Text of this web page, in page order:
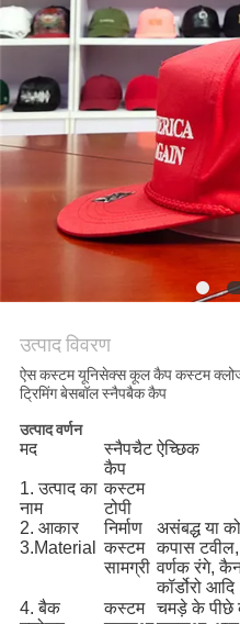
साइटमैप
PRIVACY
POLICY
उत्पाद विवरण
ऐस कस्टम यूनिसेक्स कूल कैप कस्टम
ट्रिमिंग बेसबॉल स्नैपबैक कैप
उत्पाद वर्णन
मद
स्नैपचैट
कैप
ऐच्छिक
1. उत्पाद का
नाम
कस्टम
टोपी
2. आकार
निर्माण
असंबद्ध या
3.Material
कस्टम
सामग्री
कपास टवील,
वर्णक रंगे,
कॉर्डोरो
4. बैक
कस्टम
चमड़े के पीछे